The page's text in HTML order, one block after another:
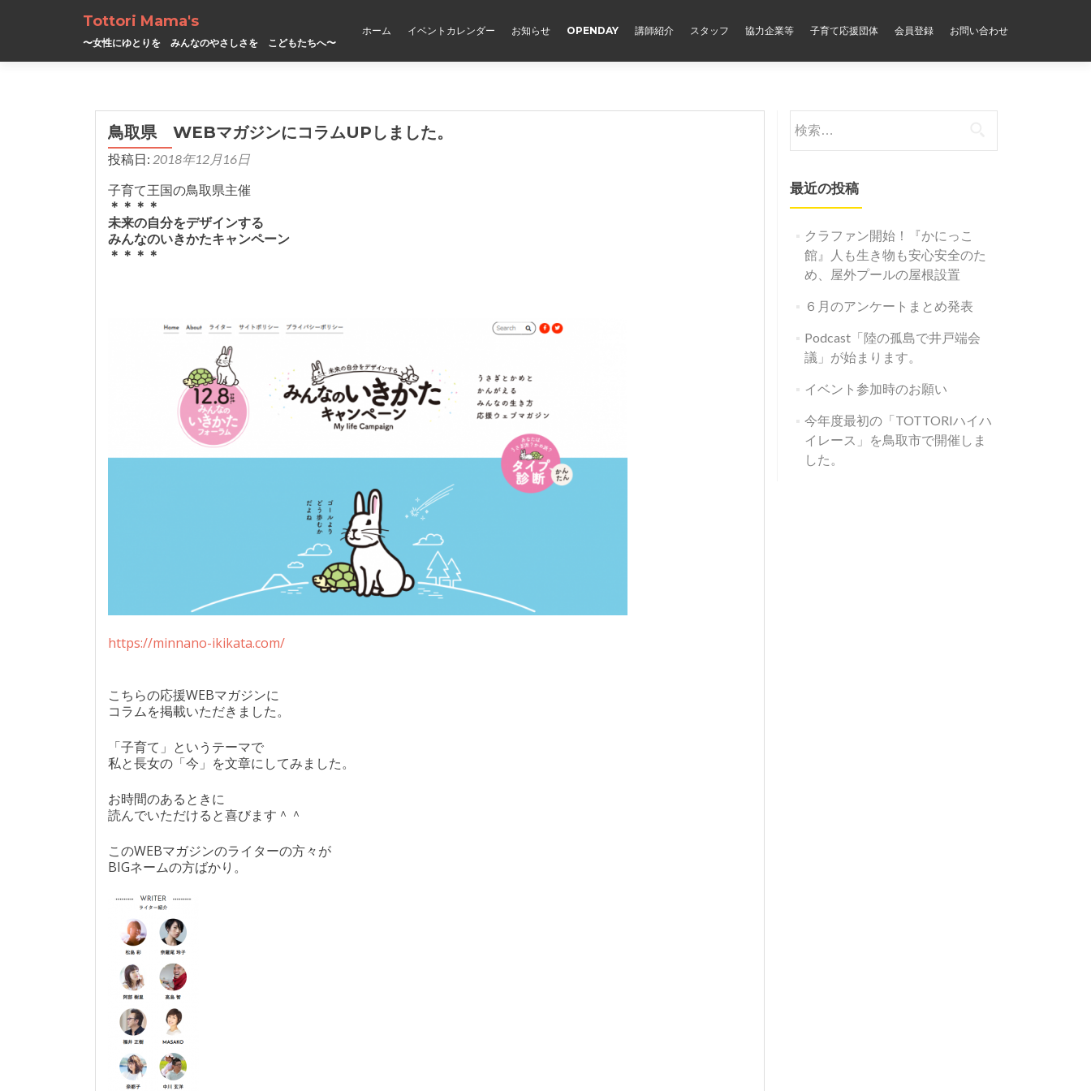
Tottori Mama's
〜女性にゆとりを みんなのやさしさを こどもたちへ〜
ホーム イベントカレンダー お知らせ OPENDAY 講師紹介 スタッフ 協力企業等 子育て応援団体 会員登録 お問い合わせ
鳥取県 WEBマガジンにコラムUPしました。
投稿日: 2018年12月16日
子育て王国の鳥取県主催
＊＊＊＊
未来の自分をデザインする
みんなのいきかたキャンペーン
＊＊＊＊
https://minnano-ikikata.com/
こちらの応援WEBマガジンに
コラムを掲載いただきました。
「子育て」というテーマで
私と長女の「今」を文章にしてみました。
お時間のあるときに
読んでいただけると喜びます＾＾
このWEBマガジンのライターの方々が
BIGネームの方ばかり。
索:
最近の投稿
クラファン開始！『かにっこ
館』人も生き物も安心安全のた
め、屋外プールの屋根設置
６月のアンケートまとめ発表
Podcast「陸の孤島で井戸端会
議」が始まります。
イベント参加時のお願い
今年度最初の「TOTTORIハイハ
イレース」を鳥取市で開催しま
した。